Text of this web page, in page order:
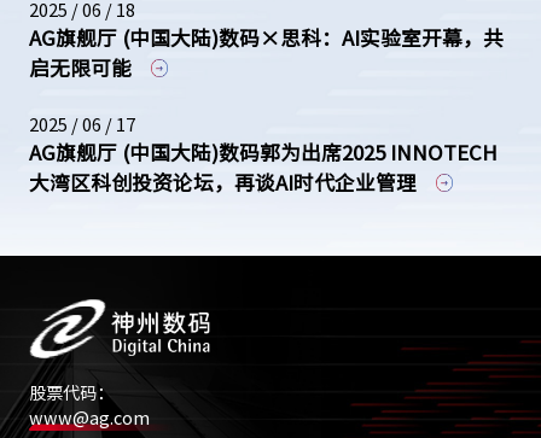
2025 / 06 / 18
AG旗舰厅 (中国大陆)数码×思科：AI实验室开幕，共
启无限可能
2025 / 06 / 17
AG旗舰厅 (中国大陆)数码郭为出席2025 INNOTECH
大湾区科创投资论坛，再谈AI时代企业管理
股票代码：
www@ag.com